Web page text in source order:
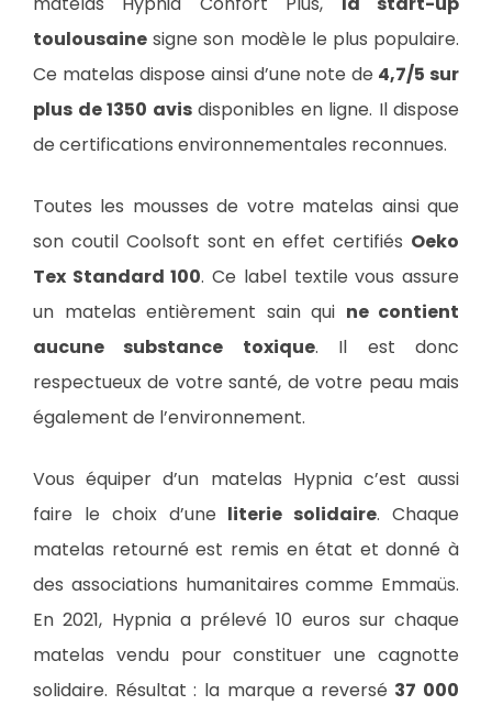
toulousaine signe son modèle le plus populaire.
Ce matelas dispose ainsi d’une note de 4,7/5 sur
plus de 1350 avisdisponibles en ligne. Il dispose
de certifications environnementales reconnues.
Toutes les mousses de votre matelas ainsi que
son coutil Coolsoft sont en effet certifiés Oeko
Tex Standard 100. Ce label textile vous assure
un matelas entièrement sain qui ne contient
aucune substance toxique. Il est donc
respectueux de votre santé, de votre peau mais
également de l’environnement.
Vous équiper d’un matelas Hypnia c’est aussi
faire le choix d’une literie solidaire. Chaque
matelas retourné est remis en état et donné à
des associations humanitaires comme Emmaüs.
En 2021, Hypnia a prélevé 10 euros sur chaque
matelas vendu pour constituer une cagnotte
solidaire. Résultat : la marque a reversé 37 000